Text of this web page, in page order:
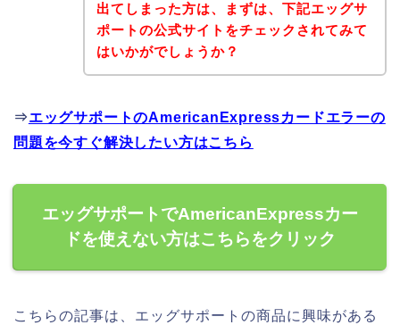
出てしまった方は、まずは、下記エッグサ
ポートの公式サイトをチェックされてみて
はいかがでしょうか？
⇒エッグサポートのAmericanExpressカードエラーの
問題を今すぐ解決したい方はこちら
エッグサポートでAmericanExpressカー
ドを使えない方はこちらをクリック
こちらの記事は、エッグサポートの商品に興味がある